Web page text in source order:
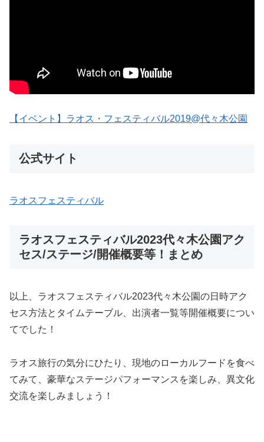
【イベント】ラオス・フェスティバル2019@代々木公園
公式サイト
ラオスフェスティバル
ラオスフェスティバル2023代々木公園アク
セス/ステージ/開催概要等！まとめ
以上、ラオスフェスティバル2023代々木公園の日時アク
セス方法とタイムテーブル、出演者一覧等開催概要につい
てでした！
ラオス旅行の気分にひたり、現地のローカルフードを食べ
てみて、豪華なステージパフォーマンスを楽しみ、異文化
交流を楽しみましょう！